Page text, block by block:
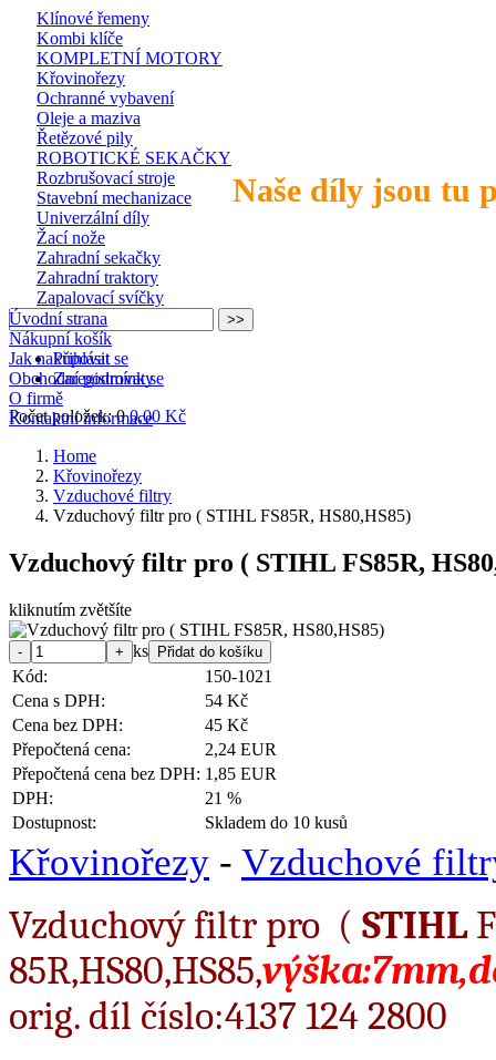
Naše díly jsou tu
Klínové řemeny
Kombi klíče
KOMPLETNÍ MOTORY
Křovinořezy
Ochranné vybavení
Oleje a maziva
Řetězové pily
ROBOTICKÉ SEKAČKY
Rozbrušovací stroje
Stavební mechanizace
Univerzální díly
Žací nože
Zahradní sekačky
Zahradní traktory
Zapalovací svíčky
Přihlásit se
Zaregistrovat se
Počet položek: 0 0,00 Kč
Úvodní strana
Nákupní košík
Jak nakupovat
Obchodní podmínky
O firmě
Kontaktní informace
Home
Křovinořezy
Vzduchové filtry
Vzduchový filtr pro ( STIHL FS85R, HS80,HS85)
Vzduchový filtr pro ( STIHL FS85R,
kliknutím zvětšíte
ks
Kód:
150-1021
Cena s DPH:
54 Kč
Cena bez DPH:
45 Kč
Přepočtená cena:
2,24 EUR
Přepočtená cena bez DPH: 1,85 EUR
DPH:
21 %
Dostupnost:
Skladem do 10 kusů
Křovinořezy - Vzduchové
Vzduchový filtr pro ( STIHL
85R,HS80,HS85,
orig. díl číslo:4137 124 2800